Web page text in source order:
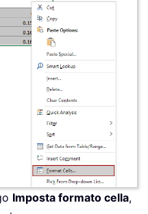
Imposta formato cella,